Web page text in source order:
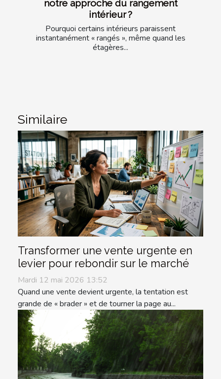
notre approche du rangement
intérieur ?
Pourquoi certains intérieurs paraissent
instantanément « rangés », même quand les
étagères...
Similaire
Transformer une vente urgente en
levier pour rebondir sur le marché
Mardi 12 mai 2026 13:52
Quand une vente devient urgente, la tentation est
grande de « brader » et de tourner la page au...